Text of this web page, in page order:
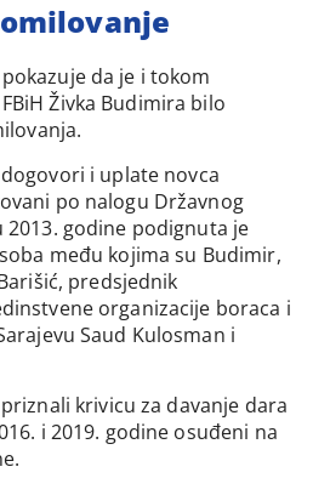
da je i tokom
Živka Budimira bilo
i uplate novca
po nalogu Državnog
godine podignuta je
među kojima su Budimir,
predsjednik
organizacije boraca i
Saud Kulosman i
krivicu za davanje dara
i 2019. godine osuđeni na